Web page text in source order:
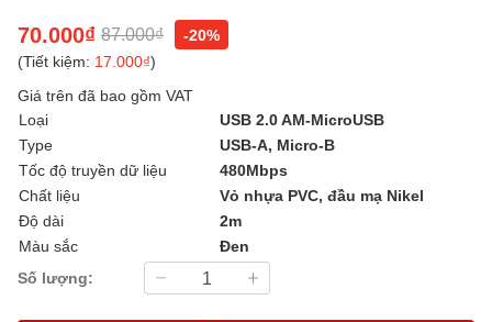
70.000₫ 87.000₫
-20%
(Tiết kiệm: 17.000₫)
Giá trên đã bao gồm VAT
Loại
USB 2.0 AM-MicroUSB
Type
USB-A, Micro-B
Tốc độ truyền dữ liệu
480Mbps
Chất liệu
Vỏ nhựa PVC, đầu mạ Nikel
Độ dài
2m
Màu sắc
Đen
Số lượng: